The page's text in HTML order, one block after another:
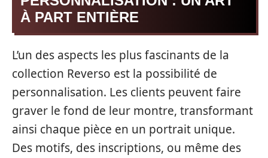
À PART ENTIÈRE
L’un des aspects les plus fascinants de la
collection Reverso est la possibilité de
personnalisation. Les clients peuvent faire
graver le fond de leur montre, transformant
ainsi chaque pièce en un portrait unique.
Des motifs, des inscriptions, ou même des